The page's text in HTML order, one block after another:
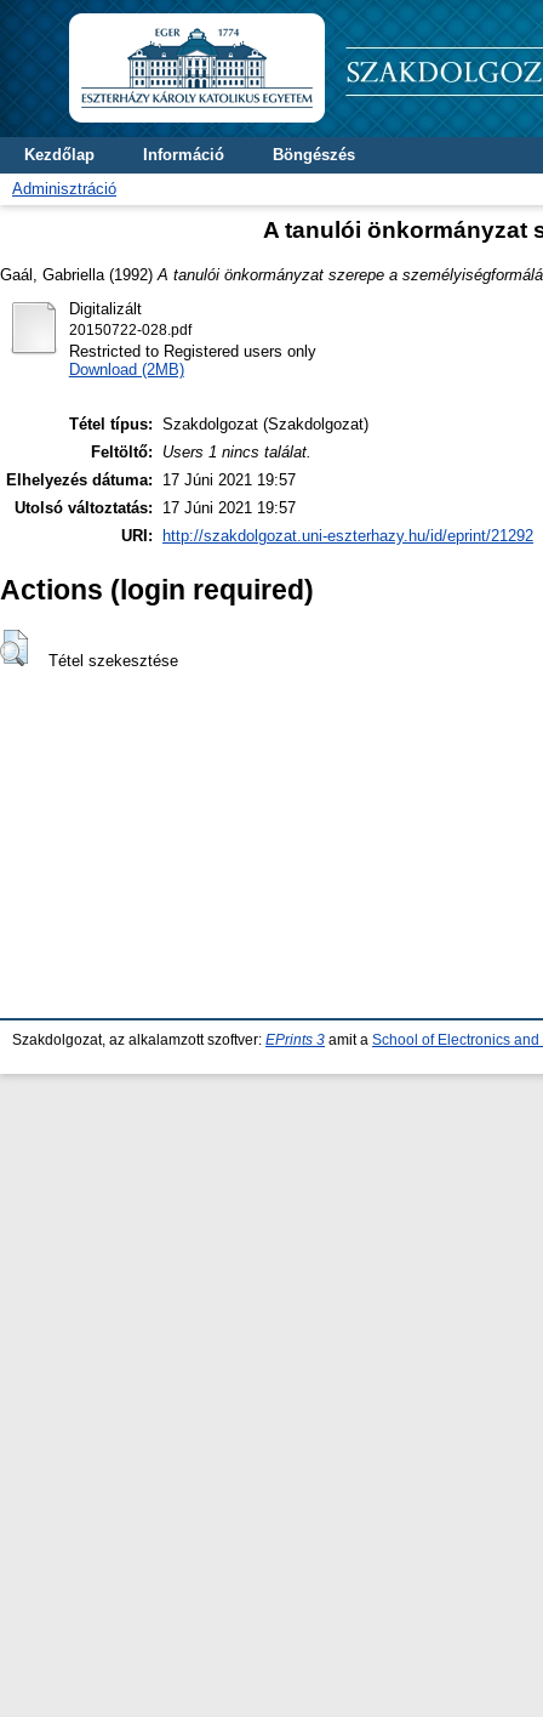
Kezdőlap Információ
Böngészés
Adminisztráció
A tanulói önkormányzat
Gaál, Gabriella (1992) A tanulói önkormányzat szerepe a
Digitalizált
20150722-028.pdf
Restricted to Registered users only
Download (2MB)
Tétel típus: Szakdolgozat (Szakdolgozat)
Feltöltő:
Users 1 nincs találat.
Elhelyezés dátuma:
17 Júni 2021 19:57
Utolsó változtatás:
17 Júni 2021 19:57
URI:
http://szakdolgozat.uni-eszterhazy.hu/id/eprint/21292
Actions (login required)
Tétel szekesztése
Szakdolgozat, az alkalamzott szoftver: EPrints 3 amit a School of Electronics